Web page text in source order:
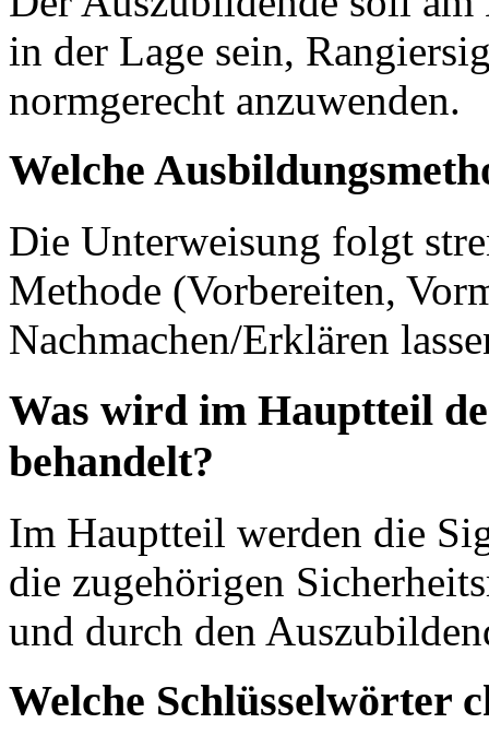
in der Lage sein,
normgerecht anzuwenden.
Welche
Die Unterweisung folgt
Methode (Vorbereiten,
Nachmachen/Erklären
Was wird im Hauptteil
behandelt?
Im Hauptteil werden die
die zugehörigen
und durch den
Welche Schlüsselwörter